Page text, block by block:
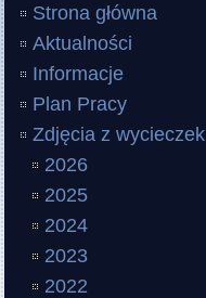
Strona główna
Aktualności
Informacje
Plan Pracy
Zdjęcia z wycieczek
2026
2025
2024
2023
2022